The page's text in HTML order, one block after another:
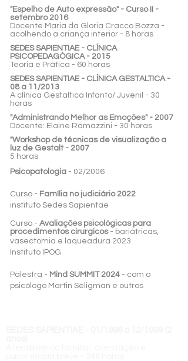
"Espelho de Auto expressão" - Curso II -
setembro 2016
Docente Maria da Gloria Cracco Bozza -
acolhendo a criança interior - 8 horas
SEDES SAPIENTIAE - CLÍNICA
PSICOPEDAGÓGICA - 2015
Teoria e Prática - 60 horas
SEDES SAPIENTIAE - CLÍNICA GESTALTICA -
08 a 11/2013
A clínica Gestaltica Infanto/ Juvenil - 30
horas
"Administrando Melhor as Emoções" - 2007
Docente: Elaine Ramazzini - 30 horas
"Workshop de técnicas de visualização a
luz de Gestalt - 2007
5 horas
Psicopatologia - 02/2006
Curso - Família no judiciário 2022
instituto Sedes Sapientae
Curso - Avaliações psicológicas para
procedimentos cirurgicos- bariátricas,
vasectomia e laqueadura 2023
Instituto IPOG
Palestra - Mind SUMMIT 2024 - com o
psicólogo Martin Seligman e outros